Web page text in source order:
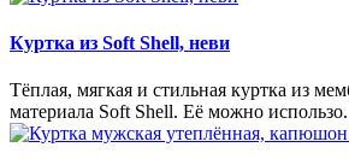
Куртка из Soft Shell, неви
Тёплая, мягкая и стильная куртка из
материала Soft Shell. Её можно